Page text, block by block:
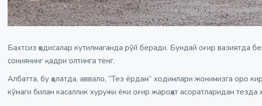
Бахтсиз ҳодисалар кутилмаганда рўй беради. Бундай оғир вазиятда
сониянинг қадри олтинга тенг.
Албатта, бу ҳолатда, аввало, “Тез ёрдам” ходимлари жонимизга оро
кўмаги билан касаллик хуружи ёки оғир жароҳат асоратларидан тезда